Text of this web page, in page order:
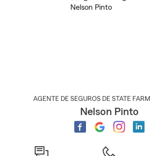
AGENTE DE SEGUROS DE STATE FARM
Nelson Pinto